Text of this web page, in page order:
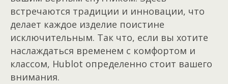
встречаются традиции и инновации, что
делает каждое изделие поистине
исключительным. Так что, если вы хотите
наслаждаться временем с комфортом и
классом, Hublot определенно стоит вашего
внимания.